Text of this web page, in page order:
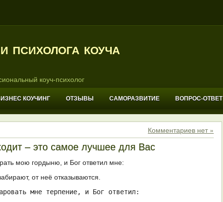
психолога коуча
коуч-психолог
КОУЧИНГ ОТЗЫВЫ САМОРАЗВИТИЕ ВОПРОС-ОТВЕТ
Комментариев нет »
– это самое лучшее для Вас
мою гордыню, и Бог ответил мне:
от неё отказываются.
мне терпение, и Бог ответил: